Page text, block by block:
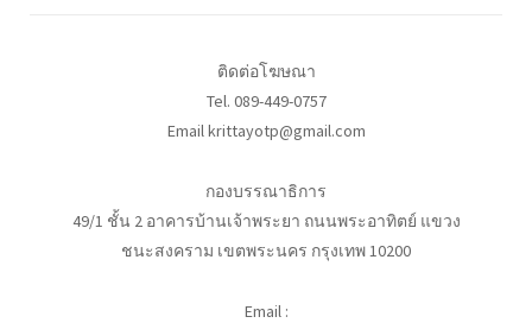
ติดต่อโฆษณา
Tel. 089-449-0757
Email krittayotp@gmail.com
กองบรรณาธิการ
49/1 ชั้น 2 อาคารบ้านเจ้าพระยา ถนนพระอาทิตย์ แขวง
ชนะสงคราม เขตพระนคร กรุงเทพ 10200
Email :